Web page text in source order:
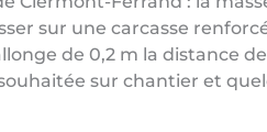
sur une carcasse
de 0,2 m la distance
sur chantier et